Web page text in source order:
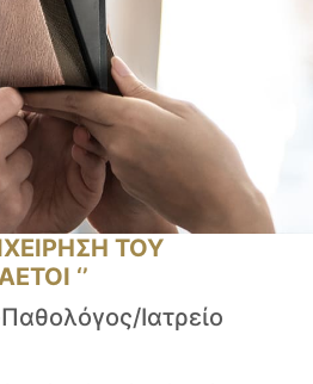
ΤΟΥ
‘’
Ιατρείο